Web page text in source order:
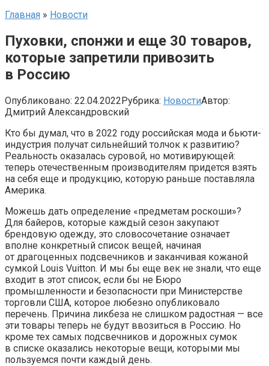
Главная » Новости
Пуховки, спонжи и еще 30 товаров,
которые запретили привозить
в Россию
Опубликовано: 22.04.2022Рубрика: НовостиАвтор:
Дмитрий Александровский
Кто бы думал, что в 2022 году российская мода и бьюти-
индустрия получат сильнейший толчок к развитию?
Реальность оказалась суровой, но мотивирующей:
теперь отечественным производителям придется взять
на себя еще и продукцию, которую раньше поставляла
Америка.
Можешь дать определение «предметам роскоши»?
Для байеров, которые каждый сезон закупают
брендовую одежду, это словосочетание означает
вполне конкретный список вещей, начиная
от драгоценных подсвечников и заканчивая кожаной
сумкой Louis Vuitton. И мы бы еще век не знали, что еще
входит в этот список, если бы не Бюро
промышленности и безопасности при Министерстве
торговли США, которое любезно опубликовало
перечень. Причина ликбеза не слишком радостная — все
эти товары теперь не будут ввозиться в Россию. Но
кроме тех самых подсвечников и дорожных сумок
в списке оказались некоторые вещи, которыми мы
пользуемся почти каждый день.